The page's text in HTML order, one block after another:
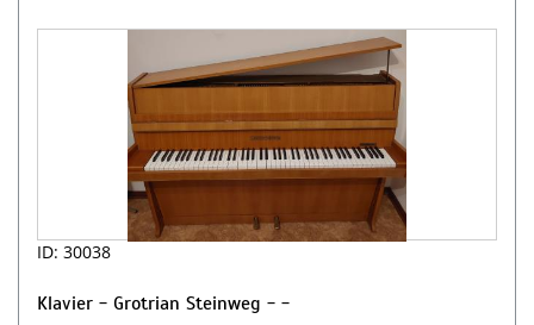
ID: 30038
Klavier - Grotrian Steinweg - -